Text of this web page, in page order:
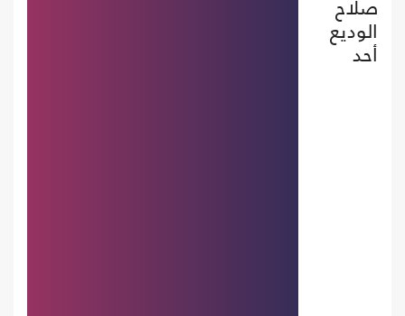
صلاح
الوديع
أحد